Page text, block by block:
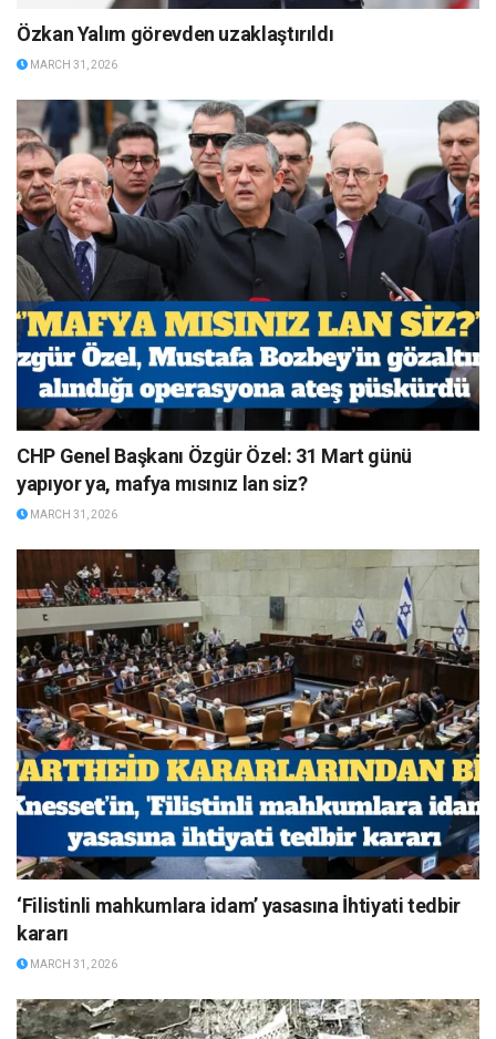
Özkan Yalım görevden uzaklaştırıldı
MARCH 31, 2026
CHP Genel Başkanı Özgür Özel: 31 Mart günü
yapıyor ya, mafya mısınız lan siz?
MARCH 31, 2026
‘Filistinli mahkumlara idam’ yasasına İhtiyati tedbir
kararı
MARCH 31, 2026